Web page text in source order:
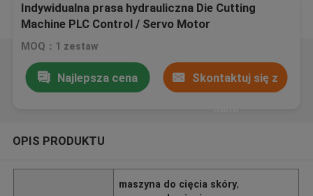
Indywidualna prasa hydrauliczna Die Cutting
Machine PLC Control / Servo Motor
MOQ：1 zestaw
Najlepsza cena Skontaktuj się z
OPIS PRODUKTU
maszyna do cięcia skóry,